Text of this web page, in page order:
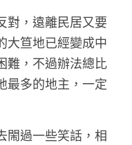
對，遠離民居又要
大笪地已經變成中
難，不過辦法總比
最多的地主，一定
閙過一些笑話，相